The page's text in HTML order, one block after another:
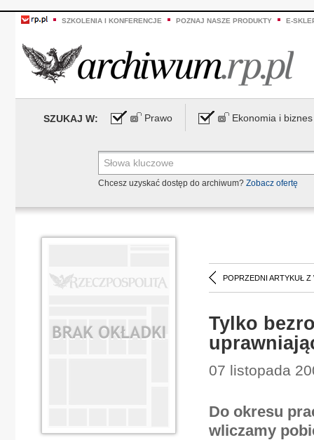
SZKOLENIA I KONFERENCJE POZNAJ NASZE PRODUKTY E-
SZUKAJ W: Prawo Ekonomia i biznes
Chcesz uzyskać dostęp do archiwum? Zobacz ofertę
POPRZEDNI ARTYKUŁ Z
Tylko
07 listopada
Do okresu
wliczamy